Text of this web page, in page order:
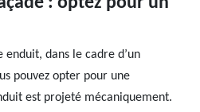
enduit, dans le cadre d’un
pouvez opter pour une
est projeté mécaniquement.